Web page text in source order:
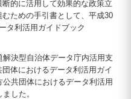
的に活用して効果的な政策立
ための手引書として、平成30
タ利活用ガイドブック
決型自治体データ庁内活用支
体におけるデータ利活用ガイ
公共団体におけるデータ利活用
した。